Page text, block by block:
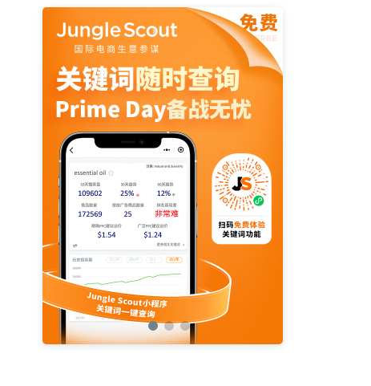
亚马逊政策 cpc广告 亚马逊物流
亚马逊变体 亚马逊主图 亚马逊账号
亚马逊流量 亚马逊库存 亚马逊跟卖
亚马逊运营 亚马逊购物车 亚马逊listing
亚马逊活动 亚马逊开店 亚马逊瑞典站
亚马逊品牌备案 亚马逊运营直播
亚马逊官方直播 亚马逊选品直播
亚马逊优惠券 亚马逊ASIN listing优化
亚马逊主题 差评 亚马逊排名 关键词
listing 爆款最新 引流